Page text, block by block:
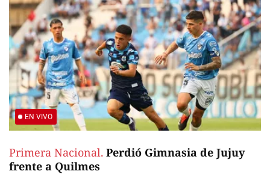
EN VIVO
Primera Nacional. Perdió Gimnasia de Jujuy
frente a Quilmes